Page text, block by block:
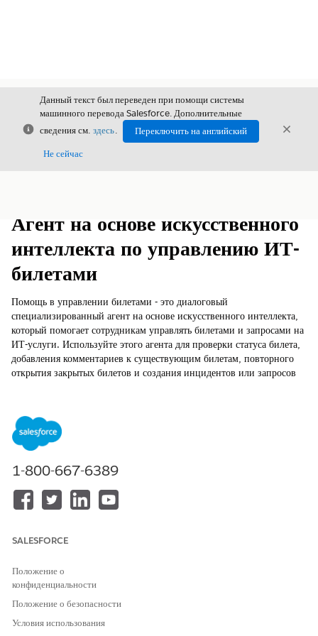
Закрыть
Данный текст был переведен при помощи системы
машинного перевода Salesforce. Дополнительные
сведения см. здесь.
Переключить на английский
Не сейчас
Агент на основе искусственного
интеллекта по управлению ИТ-
билетами
Помощь в управлении билетами - это диалоговый
специализированный агент на основе искусственного интеллекта,
который помогает сотрудникам управлять билетами и запросами на
ИТ-услуги. Используйте этого агента для проверки статуса билета,
добавления комментариев к существующим билетам, повторного
открытия закрытых билетов и создания инцидентов или запросов
ТРЕБУЕМЫЕ ВЕРСИИ
Edition с Agentforce IT Service.
специализированным агентом.
Определение записи по имени
Ответы на вопросы посредством Knowledge
Резюмирование билета для сотрудника
1-800-667-6389
SALESFORCE
Положение о
конфиденциальности
Положение о безопасности
Условия использования